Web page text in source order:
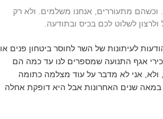
מתעוררים, אנחנו משלמים. ולא רק
לשלוט לכם בכיס ובתודעה.
לעיתונות של השר לחוסר ביטחון פנים או
אגף התנועה שמספרים לנו עד כמה הם
ולא, אני לא מדבר על עוד מצלמה כתומה
שנים האחרונות אבל היא דופקת אחלה